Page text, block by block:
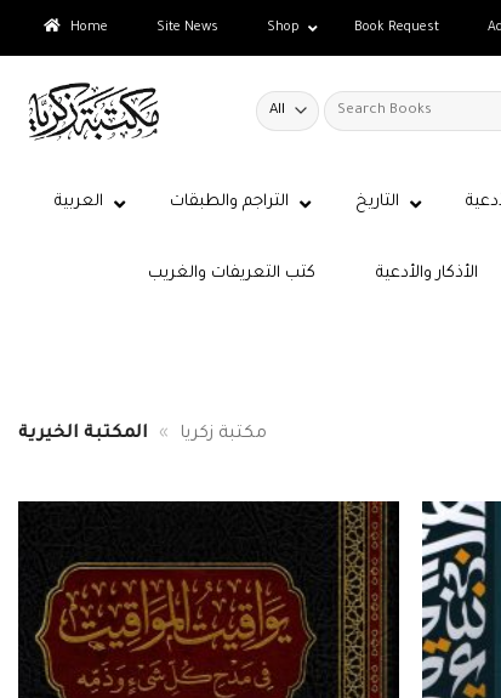
Home Site News Shop Book Request
Search
for:
التاريخ التراجم والطبقات العربية
كتب التعريفات والغريب الأذكار والأدعية
مكتبة زكريا » المكتبة الخيرية